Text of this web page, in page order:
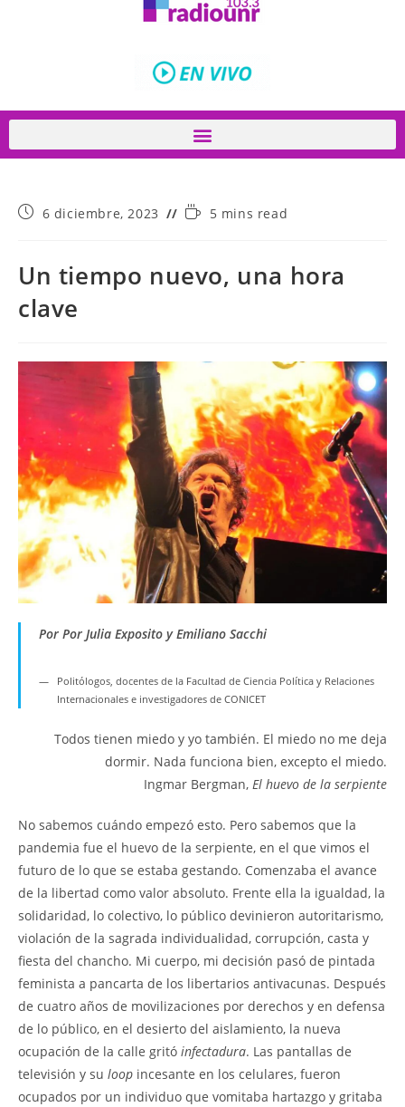
6 diciembre, 2023 5 mins read
Un tiempo nuevo, una hora
clave
Por Por Julia Exposito y Emiliano Sacchi
Politólogos, docentes de la Facultad de Ciencia Política y Relaciones
Internacionales e investigadores de CONICET
Todos tienen miedo y yo también. El miedo no me deja
dormir. Nada funciona bien, excepto el miedo.
Ingmar Bergman, El huevo de la serpiente
No sabemos cuándo empezó esto. Pero sabemos que la
pandemia fue el huevo de la serpiente, en el que vimos el
futuro de lo que se estaba gestando. Comenzaba el avance
de la libertad como valor absoluto. Frente ella la igualdad, la
solidaridad, lo colectivo, lo público devinieron autoritarismo,
violación de la sagrada individualidad, corrupción, casta y
fiesta del chancho. Mi cuerpo, mi decisión pasó de pintada
feminista a pancarta de los libertarios antivacunas. Después
de cuatro años de movilizaciones por derechos y en defensa
de lo público, en el desierto del aislamiento, la nueva
ocupación de la calle gritó infectadura. Las pantallas de
televisión y su loop incesante en los celulares, fueron
ocupados por un individuo que vomitaba hartazgo y gritaba